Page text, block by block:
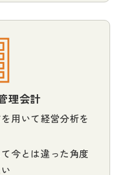
理会計
用いて経営分析を
今とは違った角度